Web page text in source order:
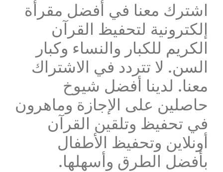
اشترك معنا في أفضل مقرأة
إلكترونية لتحفيظ القرآن
الكريم للكبار والنساء وكبار
السن. لا تتردد في الاشتراك
معنا. لدينا أفضل شيوخ
حاصلين على الإجازة وماهرون
في تحفيظ وتلقين القرآن
أونلاين وتحفيظ الأطفال
بأفضل الطرق وأسهلها.